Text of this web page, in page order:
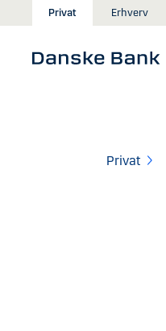
Gå til hovedindhold
Privat Erhverv
Privat